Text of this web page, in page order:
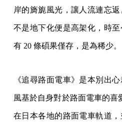
岸的旖旎風光，讓人流連忘
不是地下化便是高架化，時
有 20 條碩果僅存，是為稀少。
《追尋路面電車》是本別出
風基於自身對於路面電車的喜
在日本各地的路面電車軌道